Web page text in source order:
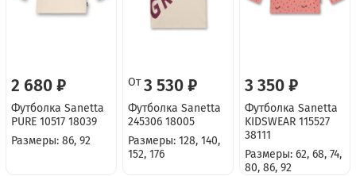
2 680 ₽
Футболка Sanetta
PURE 10517 18039
Размеры: 86, 92
От 3 530 ₽
Футболка Sanetta
245306 18005
Размеры: 128, 140,
152, 176
3 350 ₽
Футболка Sanetta
KIDSWEAR 115527
38111
Размеры: 62, 68, 74,
80, 86, 92